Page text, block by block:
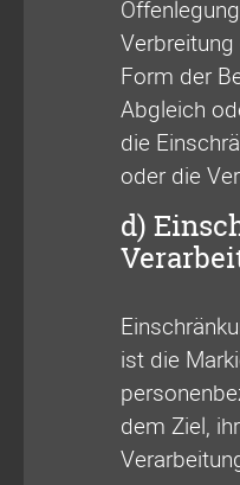
Form der
Abgleich
die
oder die
d)
ist die
dem Ziel,